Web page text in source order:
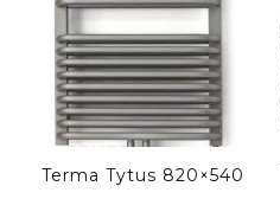
Terma Tytus 820×540